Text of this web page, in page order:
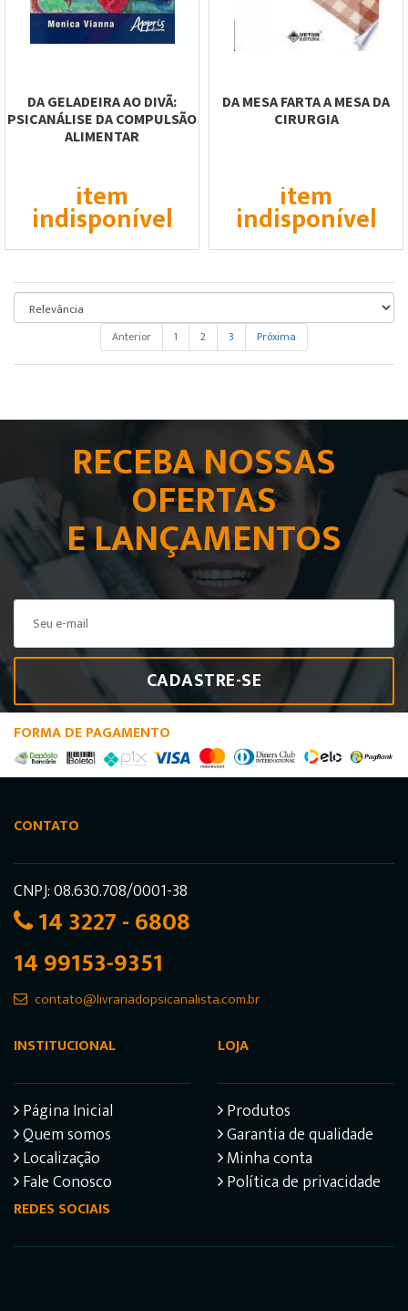
DA GELADEIRA AO DIVÃ:
PSICANÁLISE DA COMPULSÃO
ALIMENTAR
item
indisponível
DA MESA FARTA A MESA DA
CIRURGIA
item
indisponível
Anterior 1 2 3 Próxima
RECEBA NOSSAS
OFERTAS
E LANÇAMENTOS
CADASTRE-SE
FORMA DE PAGAMENTO
CONTATO
CNPJ: 08.630.708/0001-38
14 3227 - 6808
14 99153-9351
contato@livrariadopsicanalista.com.br
INSTITUCIONAL
Página Inicial
Quem somos
Localização
Fale Conosco
LOJA
Produtos
Garantia de qualidade
Minha conta
Política de privacidade
REDES SOCIAIS